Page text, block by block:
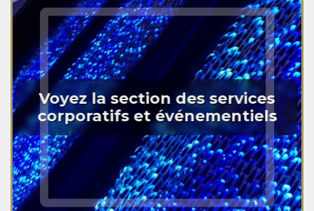
Voyez la section des services
corporatifs et événementiels